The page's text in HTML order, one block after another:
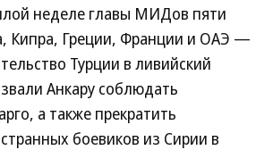
неделе главы МИДов пяти
Кипра, Греции, Франции и ОАЭ —
Турции в ливийский
Анкару соблюдать
а также прекратить
боевиков из Сирии в